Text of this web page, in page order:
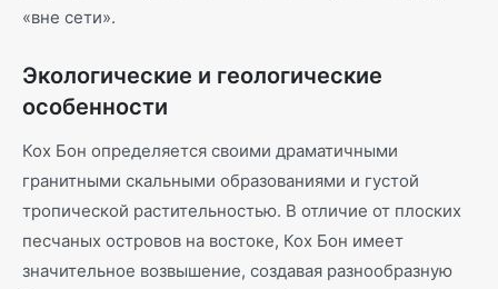
«вне сети».
Экологические и геологические
особенности
Кох Бон определяется своими драматичными
гранитными скальными образованиями и густой
тропической растительностью. В отличие от плоских
песчаных островов на востоке, Кох Бон имеет
значительное возвышение, создавая разнообразную